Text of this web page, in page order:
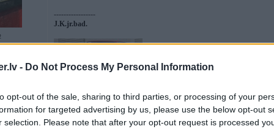
- Do Not Process My Personal Information
opt-out of the sale, sharing to third parties, or processing of your
for targeted advertising by us, please use the below opt-out
selection. Please note that after your opt-out request is processed
e21
-----------------
J.K.jr.bad.
17. May 2006, 09:15